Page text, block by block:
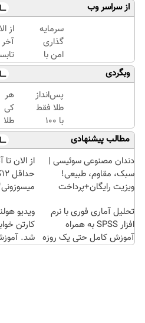
از سراسر وب
سرمایه
گذاری
امن با
طلا و
نقره
دیجی
کالا
از
آخر
چربی
🧨
وبگردی
پس‌انداز
طلا فقط
با ۱۰۰
هزارتومان
(امن و
راحت)
هر
کی
طلا
غم
چند
مطالب پیشنهادی
دندان مصنوعی سوئیسی |
سبک، مقاوم، طبیعی!
ویزیت رایگان+پرداخت
از الان
تحلیل آماری فوری با نرم
افزار SPSS به همراه
آموزش کامل حتی یک روزه
ویدیو
کارتن
شد.